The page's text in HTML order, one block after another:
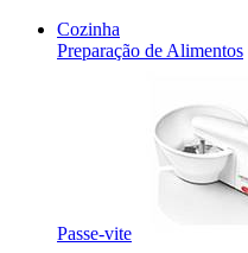
Cozinha
Preparação de Alimentos
Passe-vite